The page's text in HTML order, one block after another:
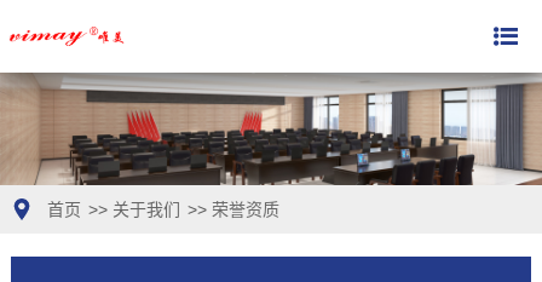
首页 >> 关于我们 >> 荣誉资质